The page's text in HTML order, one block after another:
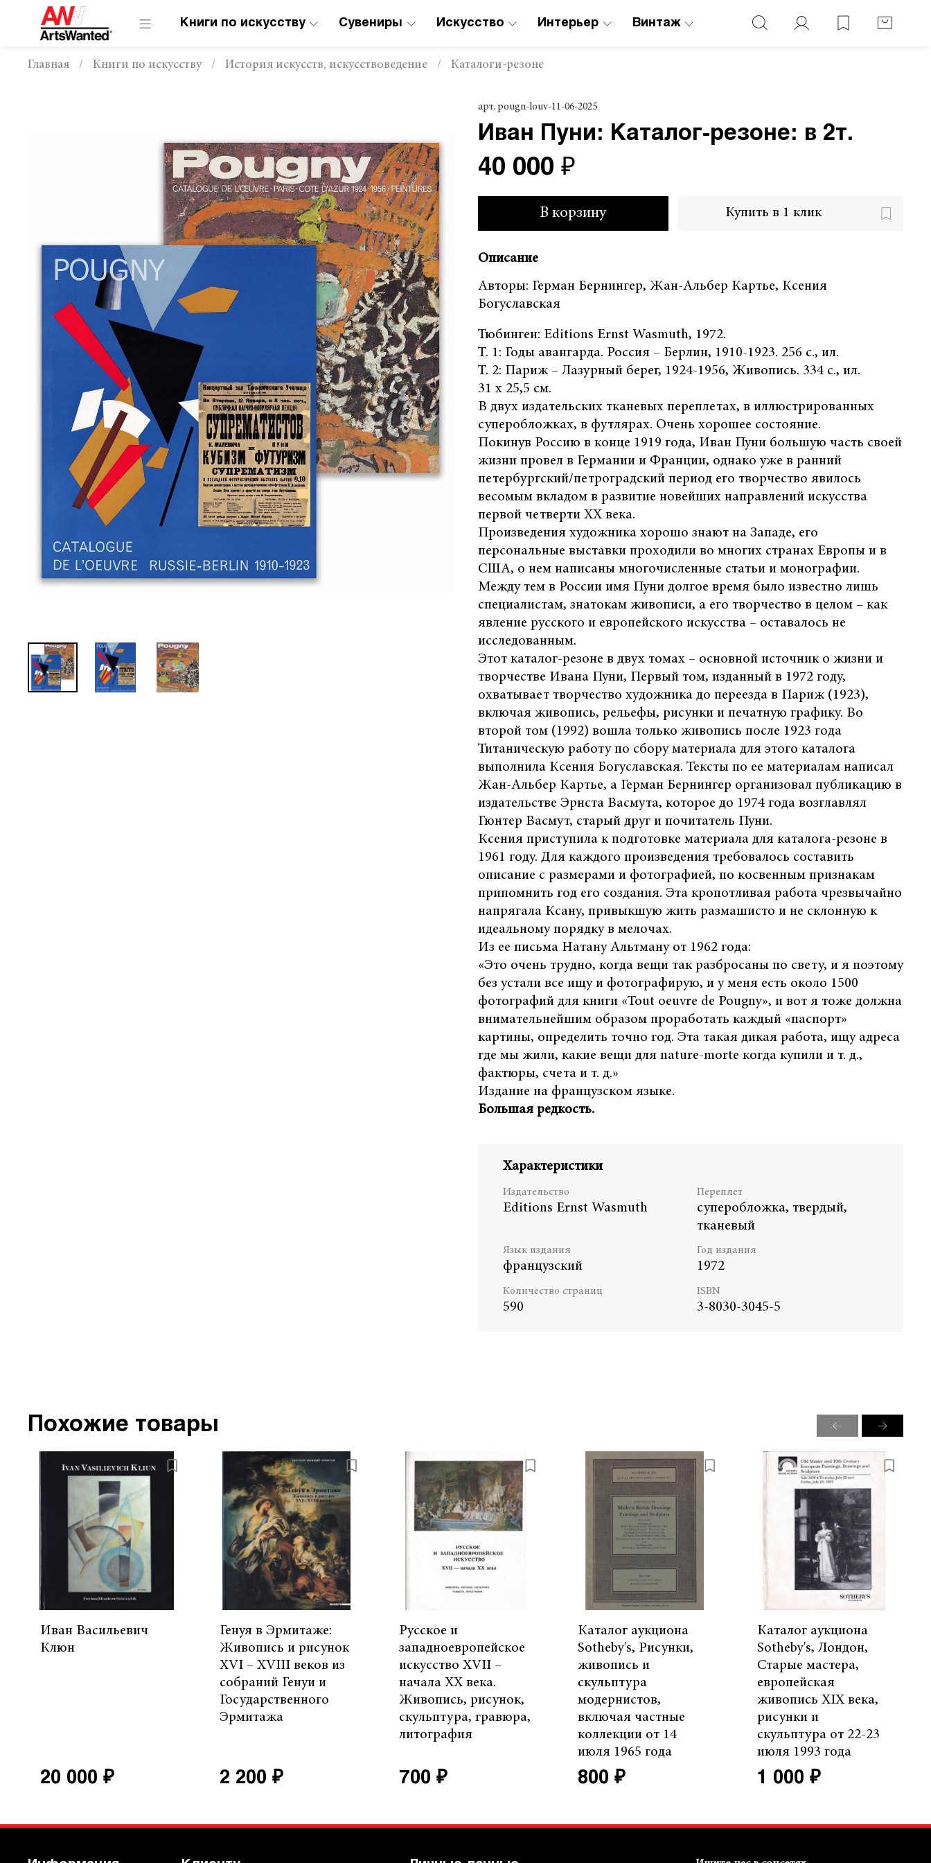
Книги по искусству Сувениры Искусство Интерьер Винтаж
Главная Книги по искусству История искусств, искусствоведение Каталоги-резоне
арт. pougn-louv-11-06-2025
Иван Пуни: Каталог-резоне: в 2т.
40 000 ₽
В корзину Купить в 1 клик
Описание
Авторы: Герман Бернингер, Жан-Альбер Картье, Ксения
Богуславская
Тюбинген: Editions Ernst Wasmuth, 1972.
Т. 1: Годы авангарда. Россия – Берлин, 1910-1923. 256 с., ил.
Т. 2: Париж – Лазурный берег, 1924-1956, Живопись. 334 с., ил.
31 х 25,5 см.
В двух издательских тканевых переплетах, в иллюстрированных
суперобложках, в футлярах. Очень хорошее состояние.
Покинув Россию в конце 1919 года, Иван Пуни большую часть своей
жизни провел в Германии и Франции, однако уже в ранний
петербургский/петроградский период его творчество явилось
весомым вкладом в развитие новейших направлений искусства
первой четверти XX века.
Произведения художника хорошо знают на Западе, его
персональные выставки проходили во многих странах Европы и в
США, о нем написаны многочисленные статьи и монографии.
Между тем в России имя Пуни долгое время было известно лишь
специалистам, знатокам живописи, а его творчество в целом – как
явление русского и европейского искусства – оставалось не
исследованным.
Этот каталог-резоне в двух томах – основной источник о жизни и
творчестве Ивана Пуни, Первый том, изданный в 1972 году,
охватывает творчество художника до переезда в Париж (1923),
включая живопись, рельефы, рисунки и печатную графику. Во
второй том (1992) вошла только живопись после 1923 года
Титаническую работу по сбору материала для этого каталога
выполнила Ксения Богуславская. Тексты по ее материалам написал
Жан-Альбер Картье, а Герман Бернингер организовал публикацию в
издательстве Эрнста Васмута, которое до 1974 года возглавлял
Гюнтер Васмут, старый друг и почитатель Пуни.
Ксения приступила к подготовке материала для каталога-резоне в
1961 году. Для каждого произведения требовалось составить
описание с размерами и фотографией, по косвенным признакам
припомнить год его создания. Эта кропотливая работа чрезвычайно
напрягала Ксану, привыкшую жить размашисто и не склонную к
идеальному порядку в мелочах.
Из ее письма Натану Альтману от 1962 года:
«Это очень трудно, когда вещи так разбросаны по свету, и я поэтому
без устали все ищу и фотографирую, и у меня есть около 1500
фотографий для книги «Tout oeuvre de Pougny», и вот я тоже должна
внимательнейшим образом проработать каждый «паспорт»
картины, определить точно год. Эта такая дикая работа, ищу адреса
где мы жили, какие вещи для nature-morte когда купили и т. д.,
фактюры, счета и т. д.»
Издание на французском языке.
Большая редкость.
Характеристики
Издательство
Editions Ernst Wasmuth
Переплет
суперобложка, твердый,
тканевый
Язык издания
французский
Год издания
1972
Количество страниц
590
ISBN
3-8030-3045-5
Похожие товары
Иван Васильевич
Клюн
20 000 ₽
Генуя в Эрмитаже:
Живопись и рисунок
XVI – XVIII веков из
собраний Генуи и
Государственного
Эрмитажа
2 200 ₽
Русское и
западноевропейское
искусство XVII –
начала ХХ века.
Живопись, рисунок,
скульптура, гравюра,
литография
700 ₽
Каталог аукциона
Sotheby's, Рисунки,
живопись и
скульптура
модернистов,
включая частные
коллекции от 14
июля 1965 года
800 ₽
Каталог аукциона
Sotheby's, Лондон,
Старые мастера,
европейская
живопись XIX века,
рисунки и
скульптура от 22-23
июля 1993 года
1 000 ₽